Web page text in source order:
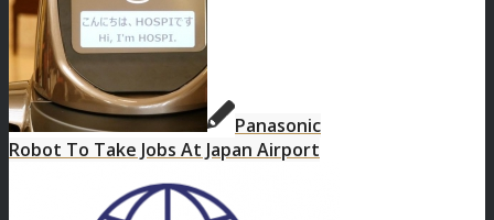
Panasonic
Robot To Take Jobs At Japan Airport